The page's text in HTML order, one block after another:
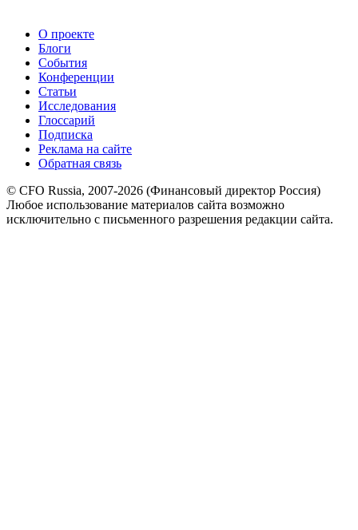
О проекте
Блоги
События
Конференции
Статьи
Исследования
Глоссарий
Подписка
Реклама на сайте
Обратная связь
© CFO Russia, 2007-2026 (Финансовый директор Россия)
Любое использование материалов сайта возможно
исключительно с письменного разрешения редакции сайта.